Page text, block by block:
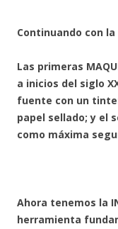
Continuando con
Las primeras
a inicios del siglo
fuente con un
papel sellado; y el
como máxima
Ahora tenemos la
herramienta